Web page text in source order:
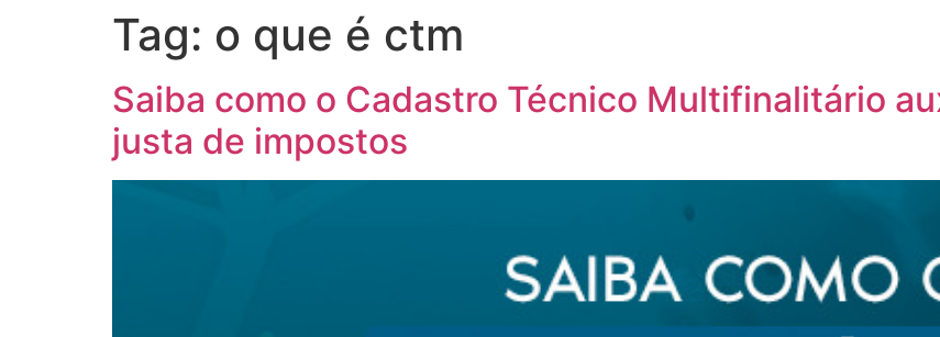
Tag: o que é ctm
Saiba como o Cadastro Técnico Multifinalitário
justa de impostos